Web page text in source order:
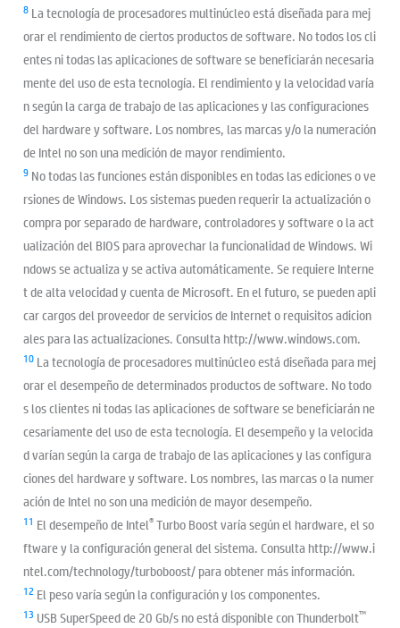
8 La tecnología de procesadores multinúcleo está diseñada para mej
orar el rendimiento de ciertos productos de software. No todos los cli
entes ni todas las aplicaciones de software se beneficiarán necesaria
mente del uso de esta tecnología. El rendimiento y la velocidad varía
n según la carga de trabajo de las aplicaciones y las configuraciones
del hardware y software. Los nombres, las marcas y/o la numeración
de Intel no son una medición de mayor rendimiento.
9 No todas las funciones están disponibles en todas las ediciones o ve
rsiones de Windows. Los sistemas pueden requerir la actualización o
compra por separado de hardware, controladores y software o la act
ualización del BIOS para aprovechar la funcionalidad de Windows. Wi
ndows se actualiza y se activa automáticamente. Se requiere Interne
t de alta velocidad y cuenta de Microsoft. En el futuro, se pueden apli
car cargos del proveedor de servicios de Internet o requisitos adicion
ales para las actualizaciones. Consulta http://www.windows.com.
10 La tecnología de procesadores multinúcleo está diseñada para mej
orar el desempeño de determinados productos de software. No todo
s los clientes ni todas las aplicaciones de software se beneficiarán ne
cesariamente del uso de esta tecnología. El desempeño y la velocida
d varían según la carga de trabajo de las aplicaciones y las configura
ciones del hardware y software. Los nombres, las marcas o la numer
ación de Intel no son una medición de mayor desempeño.
11 El desempeño de Intel®Turbo Boost varía según el hardware, el so
ftware y la configuración general del sistema. Consulta http://www.i
ntel.com/technology/turboboost/ para obtener más información.
12 El peso varía según la configuración y los componentes.
13 USB SuperSpeed de 20 Gb/s no está disponible con Thunderbolt™